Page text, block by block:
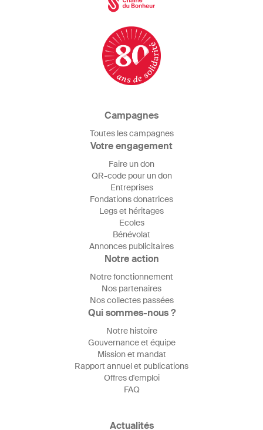
Campagnes
Toutes les campagnes
Votre engagement
Faire un don
QR-code pour un don
Entreprises
Fondations donatrices
Legs et héritages
Ecoles
Bénévolat
Annonces publicitaires
Notre action
Notre fonctionnement
Nos partenaires
Nos collectes passées
Qui sommes-nous ?
Notre histoire
Gouvernance et équipe
Mission et mandat
Rapport annuel et publications
Offres d'emploi
FAQ
Actualités